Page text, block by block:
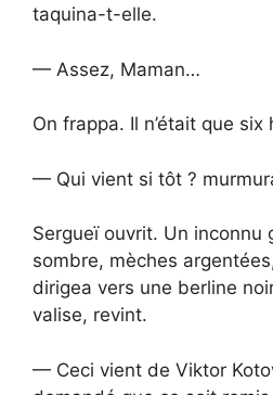
taquina-t-elle.
— Assez, Maman…
On frappa. Il n’était que six
— Qui vient si tôt ?
Sergueï ouvrit. Un inconnu
sombre, mèches
dirigea vers une berline
valise, revint.
— Ceci vient de Viktor